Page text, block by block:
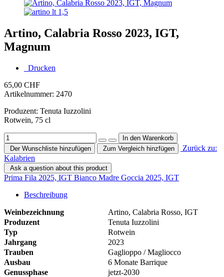
Artino, Calabria Rosso 2023, IGT,
Magnum
Drucken
65,00 CHF
Artikelnummer: 2470
Produzent: Tenuta Iuzzolini
Rotwein, 75 cl
Der Wunschliste hinzufügen Zum Vergleich hinzfügen
Zurück zu:
Kalabrien
Ask a question about this product
Prima Fila 2025, IGT Bianco Madre Goccia 2025, IGT
Beschreibung
Weinbezeichnung
Artino, Calabria Rosso, IGT
Produzent
Tenuta Iuzzolini
Typ
Rotwein
Jahrgang
2023
Trauben
Gaglioppo / Magliocco
Ausbau
6 Monate Barrique
Genussphase
jetzt-2030